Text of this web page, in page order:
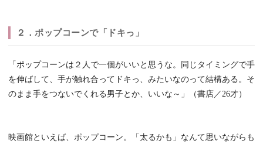
２．ポップコーンで「ドキっ」
「ポップコーンは２人で一個がいいと思うな。同じタイミングで手
を伸ばして、手が触れ合ってドキっ、みたいなのって結構ある。そ
のまま手をつないでくれる男子とか、いいな～」（書店／26才）
映画館といえば、ポップコーン。「太るかも」なんて思いながらも